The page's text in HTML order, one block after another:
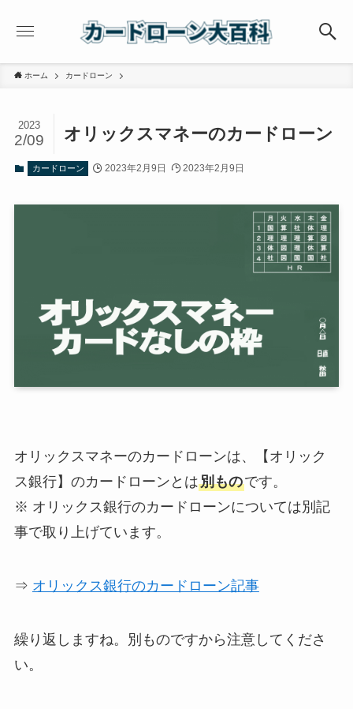
ホーム カードローン
オリックスマネーのカードローン
2023
2/09
カードローン 2023年2月9日 2023年2月9日
オリックスマネーのカードローンは、【オリック
ス銀行】のカードローンとは別ものです。
※ オリックス銀行のカードローンについては別記
事で取り上げています。
⇒ オリックス銀行のカードローン記事
繰り返しますね。別ものですから注意してくださ
い。